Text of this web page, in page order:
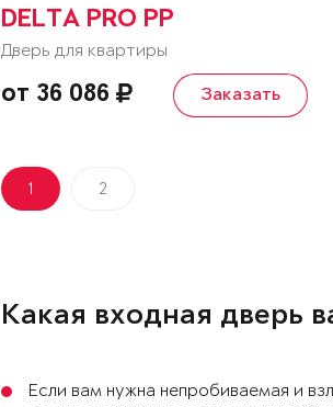
DELTA PRO PP
Дверь для квартиры
от 36 086 Заказать
1 2
Какая входная дверь
Если вам нужна непробиваемая и